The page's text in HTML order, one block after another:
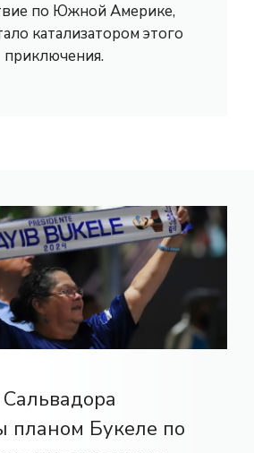
по Южной Америке,
катализатором этого
приключения.
планом Букеле по